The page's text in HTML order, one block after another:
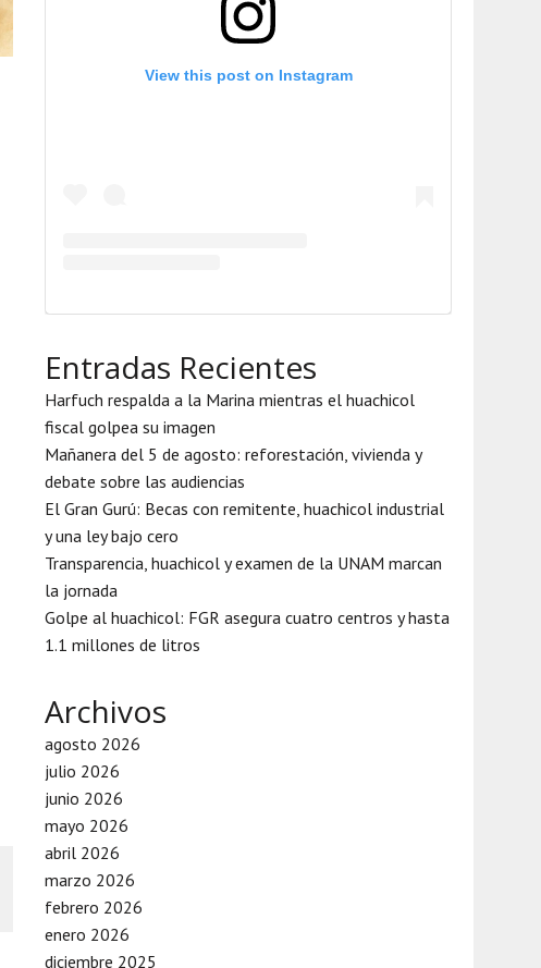
View this post on Instagram
Entradas Recientes
Harfuch respalda a la Marina mientras el huachicol
fiscal golpea su imagen
Mañanera del 5 de agosto: reforestación, vivienda y
debate sobre las audiencias
El Gran Gurú: Becas con remitente, huachicol industrial
y una ley bajo cero
Transparencia, huachicol y examen de la UNAM marcan
la jornada
Golpe al huachicol: FGR asegura cuatro centros y hasta
1.1 millones de litros
Archivos
agosto 2026
julio 2026
junio 2026
mayo 2026
abril 2026
marzo 2026
febrero 2026
enero 2026
diciembre 2025